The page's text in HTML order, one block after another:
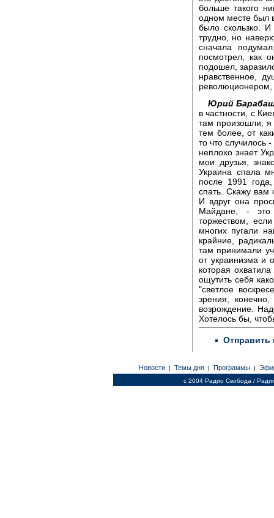
больше такого
одном месте был
было скользко.
трудно, но
сначала
посмотрел, как
подошел,
нравственное,
Юрий
в частности, с
там произошли, я
тем более, от
то что случилось
неплохо знает
мои друзья,
Украина спала
после 1991
спать. Скажу вам
И вдруг она
Майдане, - это
торжеством,
многих пугали
крайние,
там принимали
от украинизма и
которая
ощутить себя
"светлое
зрения,
возрождение.
Хотелось бы,
Отправить
Новости | Темы дня | Программы |
c 2004 Радио Свобода /